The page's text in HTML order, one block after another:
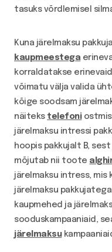
tasuks võrdlemisel
Kuna järelmaksu
kaupmeestega
korraldatakse
võimatu välja valida
kõige soodsam
näiteks telefoni
järelmaksu intressi
hoopis pakkujalt B,
mõjutab nii toote
järelmaksu intress, mis
järelmaksu
kaupmehed ja
sooduskampaaniaid,
järelmaksu